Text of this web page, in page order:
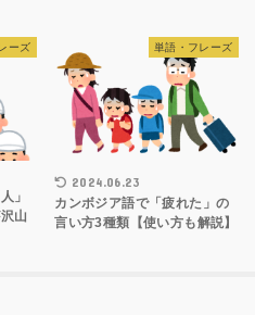
ーズ
」
山
単語・フレーズ
2024.06.23
カンボジア語で「疲れた」の
言い方3種類【使い方も解説】